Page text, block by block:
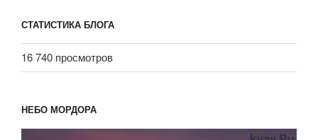
СТАТИСТИКА БЛОГА
16 740 просмотров
НЕБО МОРДОРА